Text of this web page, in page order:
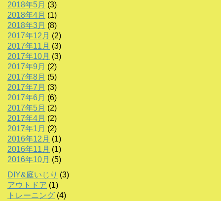
2018年5月 (3)
2018年4月 (1)
2018年3月 (8)
2017年12月 (2)
2017年11月 (3)
2017年10月 (3)
2017年9月 (2)
2017年8月 (5)
2017年7月 (3)
2017年6月 (6)
2017年5月 (2)
2017年4月 (2)
2017年1月 (2)
2016年12月 (1)
2016年11月 (1)
2016年10月 (5)
DIY&庭いじり (3)
アウトドア (1)
トレーニング (4)